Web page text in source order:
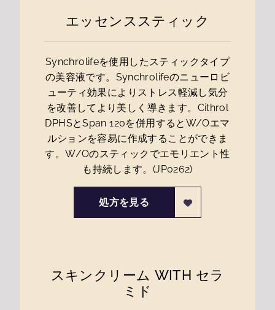
エッセンススティック
Synchrolifeを使用したスティックタイプ
の美容液です。Synchrolifeのニューロビ
ューティ効果によりストレス軽減し気分
を改善してより美しく導きます。Cithrol
DPHSとSpan 120を併用するとW/Oエマ
ルションを容易に作成することができま
す。W/Oのスティックでエモリエント性
も持続します。(JP0262)
処方を見る
スキンクリーム WITH セラ
ミド